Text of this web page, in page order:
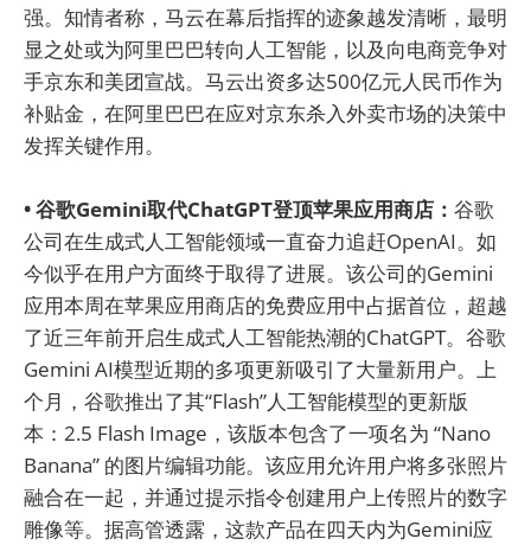
强。知情者称，马云在幕后指挥的迹象越发清晰，最明
显之处或为阿里巴巴转向人工智能，以及向电商竞争对
手京东和美团宣战。马云出资多达500亿元人民币作为
补贴金，在阿里巴巴在应对京东杀入外卖市场的决策中
发挥关键作用。
• 谷歌Gemini取代ChatGPT登顶苹果应用商店： 谷歌
公司在生成式人工智能领域一直奋力追赶OpenAI。如
今似乎在用户方面终于取得了进展。该公司的Gemini
应用本周在苹果应用商店的免费应用中占据首位，超越
了近三年前开启生成式人工智能热潮的ChatGPT。谷歌
Gemini AI模型近期的多项更新吸引了大量新用户。上
个月，谷歌推出了其“Flash”人工智能模型的更新版
本：2.5 Flash Image，该版本包含了一项名为 “Nano
Banana” 的图片编辑功能。该应用允许用户将多张照片
融合在一起，并通过提示指令创建用户上传照片的数字
雕像等。据高管透露，这款产品在四天内为Gemini应